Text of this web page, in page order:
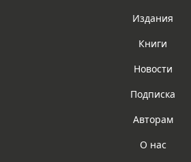
Издания
Книги
Новости
Подписка
Авторам
О нас